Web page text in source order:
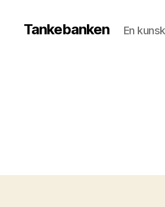
Tankebanken En